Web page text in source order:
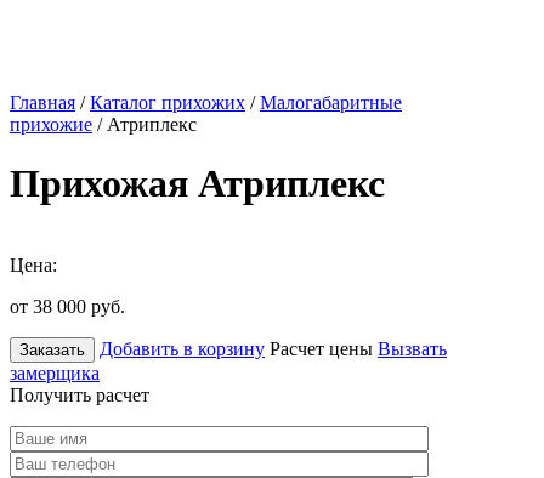
Главная /Каталог прихожих /Малогабаритные
прихожие / Атриплекс
Прихожая Атриплекс
Цена:
от 38 000 руб.
Заказать Добавить в корзину Расчет цены Вызвать
замерщика
Получить расчет